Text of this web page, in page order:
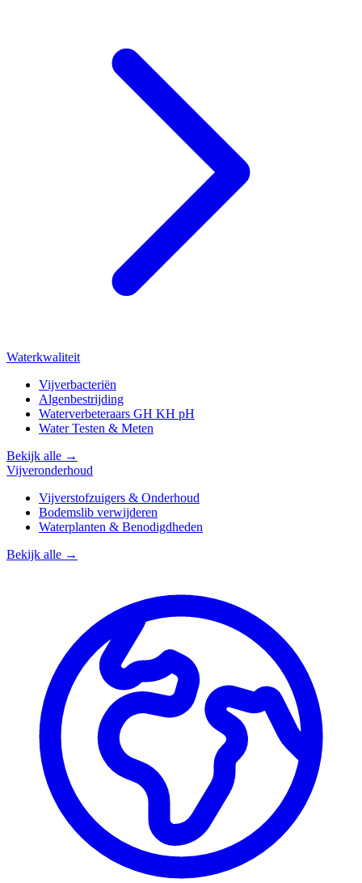
Waterkwaliteit
Vijverbacteriën
Algenbestrijding
Waterverbeteraars GH KH pH
Water Testen & Meten
Bekijk alle →
Vijveronderhoud
Vijverstofzuigers & Onderhoud
Bodemslib verwijderen
Waterplanten & Benodigdheden
Bekijk alle →